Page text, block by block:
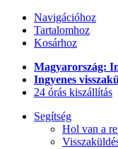
Navigációhoz
Tartalomhoz
Kosárhoz
Magyarország:
Ingyenes
24 órás kiszállítás
Segítség
Hol van a